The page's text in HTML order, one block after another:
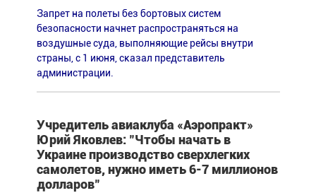
Запрет на полеты без бортовых систем
безопасности начнет распространяться на
воздушные суда, выполняющие рейсы внутри
страны, с 1 июня, сказал представитель
администрации.
Учредитель авиаклуба «Аэропракт»
Юрий Яковлев: "Чтобы начать в
Украине производство сверхлегких
самолетов, нужно иметь 6-7 миллионов
долларов"